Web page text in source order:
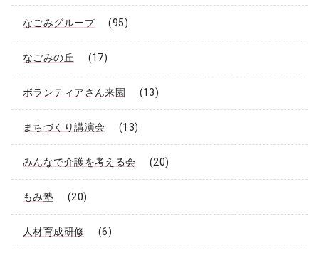
なごみグループ (95)
なごみの丘 (17)
ボランティアさん来園 (13)
まちづくり講演会 (13)
みんなで介護を考える会 (20)
もみ塾 (20)
人材育成研修 (6)